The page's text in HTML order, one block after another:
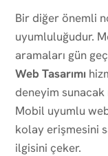
Bir diğer önemli
uyumluluğudur.
aramaları gün
Web Tasarımı
deneyim
Mobil uyumlu
kolay erişmesini
ilgisini çeker.